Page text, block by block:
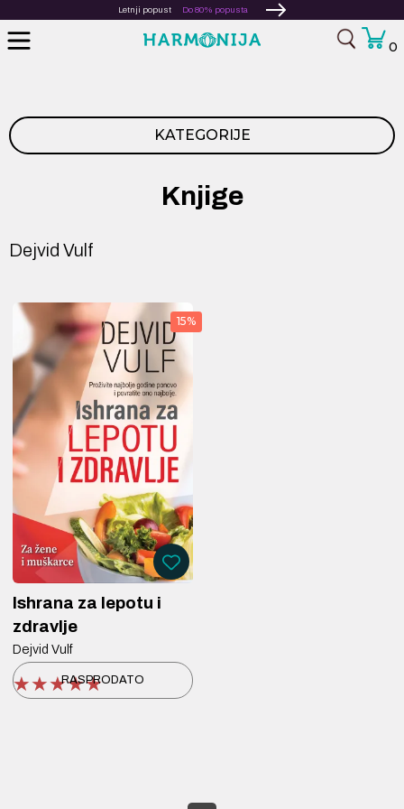
Letnji popust Do 80% popusta
0
KATEGORIJE
Knjige
Dejvid Vulf
15%
Ishrana za lepotu i
zdravlje
Dejvid Vulf
★★★★★
★★★★★
★★★★★RASPRODATO